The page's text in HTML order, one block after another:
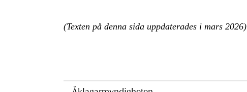
(Texten på denna sida uppdaterades i mars 2026)